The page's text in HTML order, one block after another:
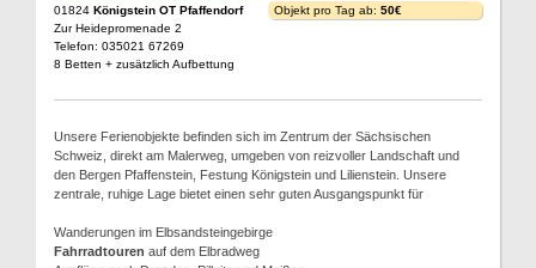
01824 Königstein OT Pfaffendorf
Zur Heidepromenade 2
Telefon: 035021 67269
8 Betten + zusätzlich Aufbettung
Objekt pro Tag ab: 50€
Unsere Ferienobjekte befinden sich im Zentrum der Sächsischen
Schweiz, direkt am Malerweg, umgeben von reizvoller Landschaft und
den Bergen Pfaffenstein, Festung Königstein und Lilienstein. Unsere
zentrale, ruhige Lage bietet einen sehr guten Ausgangspunkt für
Wanderungen im Elbsandsteingebirge
Fahrradtouren auf dem Elbradweg